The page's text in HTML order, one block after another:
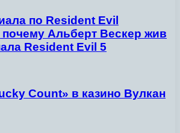
по Resident Evil
Альберт Вескер жив
Resident Evil 5
Count» в казино Вулкан